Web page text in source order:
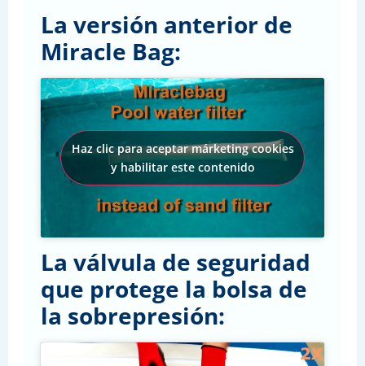
La versión anterior de
Miracle Bag:
Haz clic para aceptar márketing cookies
y habilitar este contenido
La válvula de seguridad
que protege la bolsa de
la sobrepresión: